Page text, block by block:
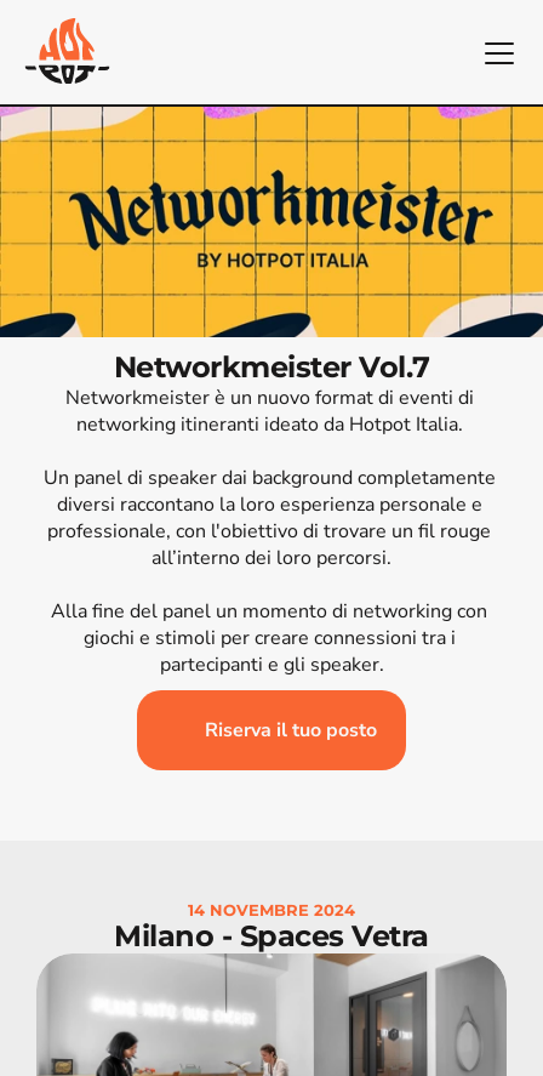
Networkmeister Vol.7
Networkmeister è un nuovo format di eventi di
networking itineranti ideato da Hotpot Italia.
Un panel di speaker dai background completamente
diversi raccontano la loro esperienza personale e
professionale, con l'obiettivo di trovare un fil rouge
all’interno dei loro percorsi.
Alla fine del panel un momento di networking con
giochi e stimoli per creare connessioni tra i
partecipanti e gli speaker.
Riserva il tuo posto
14 NOVEMBRE 2024
Milano - Spaces Vetra